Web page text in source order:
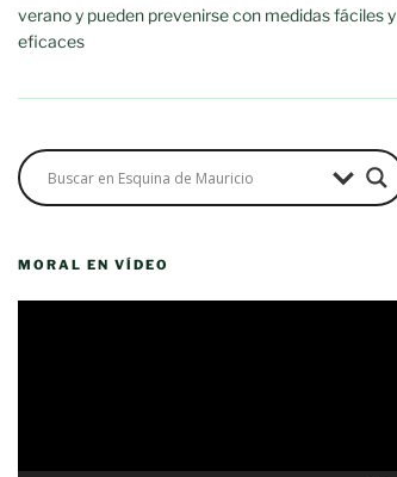
verano y pueden prevenirse con medidas fáciles y
eficaces
MORAL EN VÍDEO